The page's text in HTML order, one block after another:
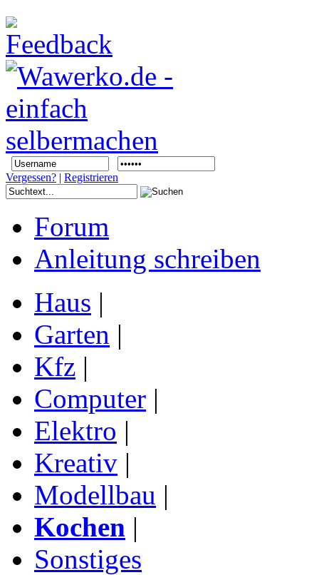
Vergessen? | Registrieren
Forum
Anleitung schreiben
Haus |
Garten |
Kfz |
Computer |
Elektro |
Kreativ |
Modellbau |
Kochen |
Sonstiges